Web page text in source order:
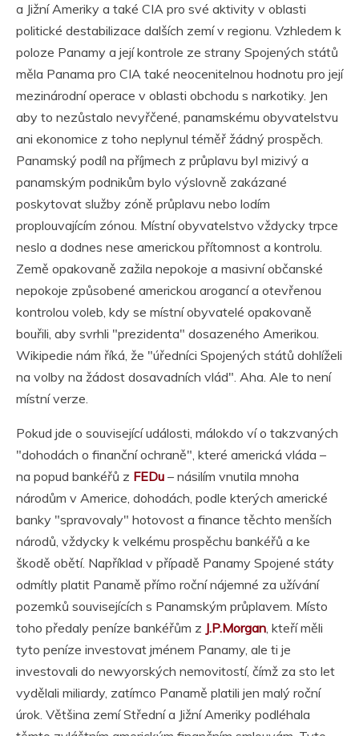
a Jižní Ameriky a také CIA pro své aktivity v oblasti
politické destabilizace dalších zemí v regionu. Vzhledem k
poloze Panamy a její kontrole ze strany Spojených států
měla Panama pro CIA také neocenitelnou hodnotu pro její
mezinárodní operace v oblasti obchodu s narkotiky. Jen
aby to nezůstalo nevyřčené, panamskému obyvatelstvu
ani ekonomice z toho neplynul téměř žádný prospěch.
Panamský podíl na příjmech z průplavu byl mizivý a
panamským podnikům bylo výslovně zakázané
poskytovat služby zóně průplavu nebo lodím
proplouvajícím zónou. Místní obyvatelstvo vždycky trpce
neslo a dodnes nese americkou přítomnost a kontrolu.
Země opakovaně zažila nepokoje a masivní občanské
nepokoje způsobené americkou arogancí a otevřenou
kontrolou voleb, kdy se místní obyvatelé opakovaně
bouřili, aby svrhli "prezidenta" dosazeného Amerikou.
Wikipedie nám říká, že "úředníci Spojených států dohlíželi
na volby na žádost dosavadních vlád". Aha. Ale to není
místní verze.
Pokud jde o související události, málokdo ví o takzvaných
"dohodách o finanční ochraně", které americká vláda –
na popud bankéřů z FEDu – násilím vnutila mnoha
národům v Americe, dohodách, podle kterých americké
banky "spravovaly" hotovost a finance těchto menších
národů, vždycky k velkému prospěchu bankéřů a ke
škodě obětí. Například v případě Panamy Spojené státy
odmítly platit Panamě přímo roční nájemné za užívání
pozemků souvisejících s Panamským průplavem. Místo
toho předaly peníze bankéřům z J.P.Morgan, kteří měli
tyto peníze investovat jménem Panamy, ale ti je
investovali do newyorských nemovitostí, čímž za sto let
vydělali miliardy, zatímco Panamě platili jen malý roční
úrok. Většina zemí Střední a Jižní Ameriky podléhala